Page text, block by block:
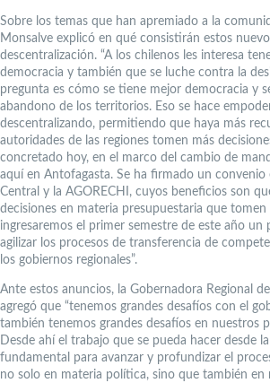
Sobre los temas que han apremiado a la
Monsalve explicó en qué consistirán estos
descentralización. “A los chilenos les interesa
democracia y también que se luche contra la
pregunta es cómo se tiene mejor democracia y
abandono de los territorios. Eso se hace
descentralizando, permitiendo que haya más
autoridades de las regiones tomen más
concretado hoy, en el marco del cambio de
aquí en Antofagasta. Se ha firmado un convenio
Central y la AGORECHI, cuyos beneficios son
decisiones en materia presupuestaria que tomen
ingresaremos el primer semestre de este año un
agilizar los procesos de transferencia de
los gobiernos regionales”.
Ante estos anuncios, la Gobernadora Regional
agregó que “tenemos grandes desafíos con el
también tenemos grandes desafíos en nuestros
Desde ahí el trabajo que se pueda hacer desde
fundamental para avanzar y profundizar el
no solo en materia política, sino que también en